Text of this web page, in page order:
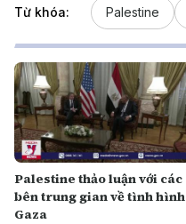
Từ khóa: Palestine
Palestine thảo luận với các
bên trung gian về tình hình
Gaza